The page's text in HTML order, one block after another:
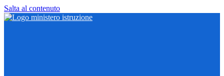
Salta al contenuto